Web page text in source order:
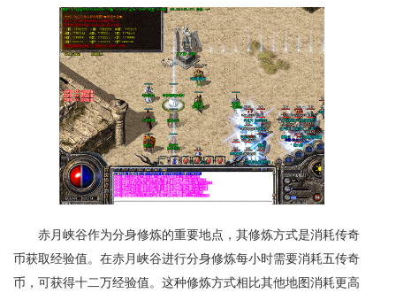
赤月峡谷作为分身修炼的重要地点，其修炼方式是消耗传奇
币获取经验值。在赤月峡谷进行分身修炼每小时需要消耗五传奇
币，可获得十二万经验值。这种修炼方式相比其他地图消耗更高